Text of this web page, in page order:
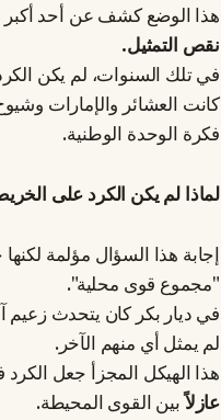
هذا الوضع كشف عن أحد أكبر
نقص التمثيل.
في تلك السنوات، لم يكن
كانت العشائر والإمارات
فكرة الوحدة الوطنية.
لماذا لم يكن الكرد على
"مجموع قوى محلية".
في ديار بكر كان يتحدث زعيم
لم يمثل أي منهم الآخر.
هذا الهيكل المجزأ جعل
عازلاًبين القوى المحيطة.